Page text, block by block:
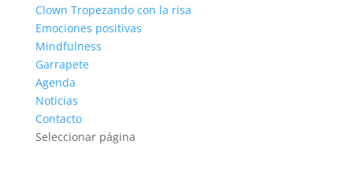
Clown Tropezando con la risa
Emociones positivas
Mindfulness
Garrapete
Agenda
Noticias
Contacto
Seleccionar página